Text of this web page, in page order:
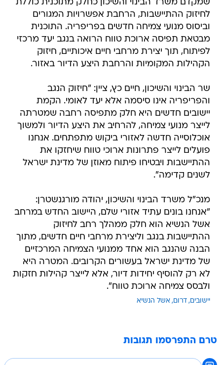
שמקדם משרד הבינוי והשיכון כחלק מתוכנית כוללת
לחיזוק ההתיישבות, הרחבת אפשרויות המגורים
וביסוס מנועי צמיחה חדשים בפריפריה. התוכנית
מבטאת תפיסה ארוכת טווח הרואה בנגב יעד מרכזי
לפיתוח, תוך יצירת מרחבי חיים איכותיים, חיזוק
הקהילות המקומיות והרחבת היצע הדיור באזור.
שר הבינוי והשיכון, חיים כץ, ציין: "חיזוק הנגב
והפריפריה אינו סיסמה אלא יעד לאומי. הקמת
יישובים חדשים היא חלק מתפיסה רחבה שמטרתה
לייצר מנועי צמיחה, להרחיב את היצע הדיור ולמשוך
אוכלוסייה חדשה לאזורי ביקוש מתפתחים. אנחנו
פועלים לייצר פתרונות ארוכי טווח שיחזקו את
ההתיישבות ויבטיחו פיתוח מאוזן של מדינת ישראל
לשנים קדימה".
מנכ"ל משרד הבינוי והשיכון, יהודה מורגנשטרן:
"אנחנו בונים עתיד אזורי שלם, היישוב החדש במרחב
אשל הנשיא הוא חלק ממהלך רחב לחיזוק
ההתיישבות בנגב וליצירת מרחבי חיים חדשים, מתוך
הבנה שהנגב הוא אחד ממנועי הצמיחה המרכזיים
של מדינת ישראל בעשורים הקרובים. המטרה היא
לא רק להוסיף יחידות דיור, אלא לייצר קהילות חזקות
ולבסס צמיחה ארוכת טווח".
יישובים דרום אשל הנשיא
טרם התפרסמו תגובות